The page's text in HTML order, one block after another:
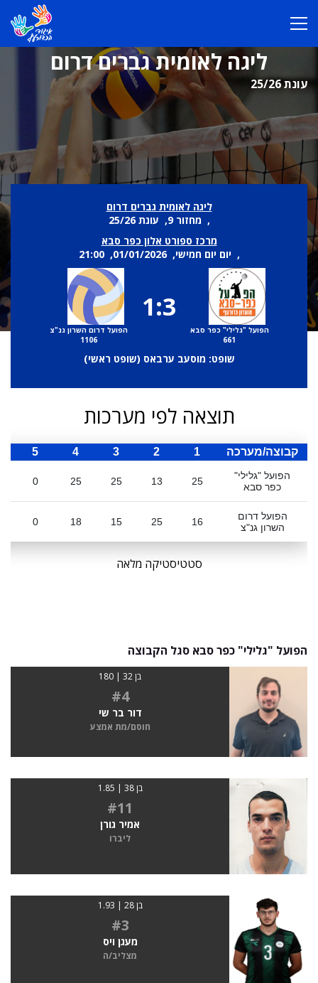
ליגה לאומית גברים דרום
עונת 25/26
ליגה לאומית גברים דרום
, מחזור 9, עונת 25/26
מרכז ספורט אלון כפר סבא
, יום יום חמישי, 01/01/2026, 21:00
הפועל "גלילי" כפר סבא
661
1:3
הפועל דרום השרון גנ"צ
1106
שופט: מוסעב ערבאס (שופט ראשי)
תוצאה לפי מערכות
קבוצה/מערכה 1
2
3
4
5
הפועל "גלילי"
כפר סבא
25
13
25
25
0
הפועל דרום
השרון גנ"צ
16
25
15
18
0
סטטיסטיקה מלאה
הפועל "גלילי" כפר סבא סגל הקבוצה
בן 32 | 180
#4
דור בר שי
חוסם/מת אמצע
בן 38 | 1.85
#11
אמיר גורן
ליברו
בן 28 | 1.93
#3
מעגן ויס
מצליב/ה